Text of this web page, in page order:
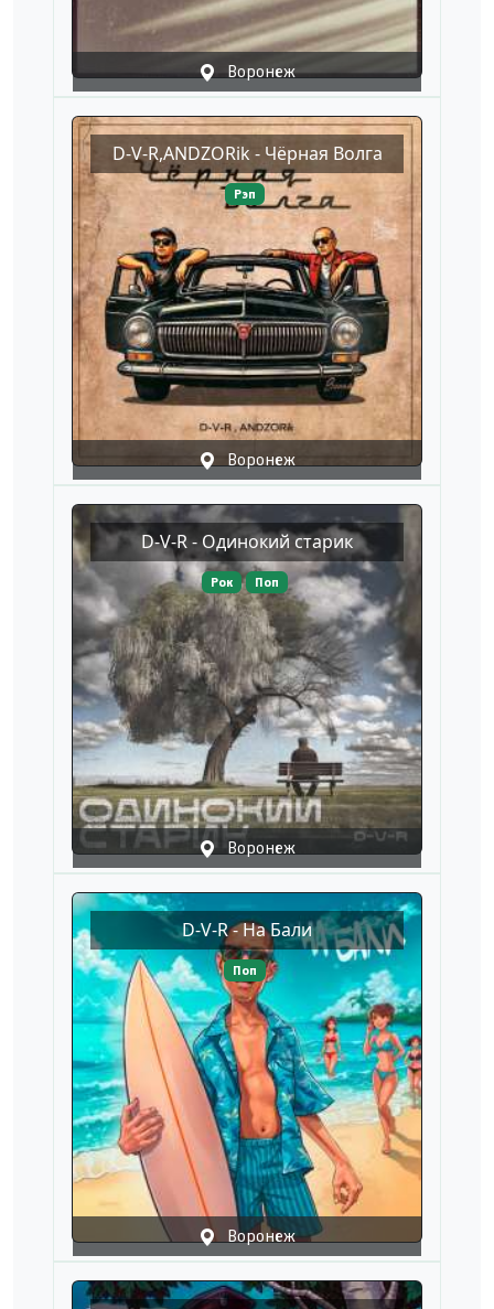
Воронеж
D-V-R,ANDZORik - Чёрная Волга
Рэп
Воронеж
D-V-R - Одинокий старик
Рок Поп
Воронеж
D-V-R - На Бали
Поп
Воронеж